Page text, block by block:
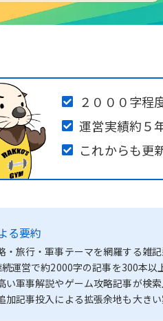
２０００字程
運営実績約５
これからも更
る要約
・旅行・軍事テーマを網羅する雑記
運営で約2000字の記事を300本以
い軍事解説やゲーム攻略記事が検
加記事投入による拡張余地も大きい